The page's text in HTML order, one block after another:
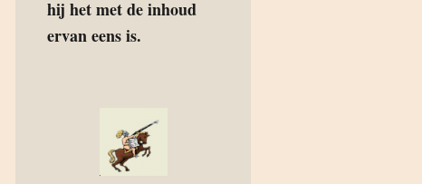
hij het met de inhoud
ervan eens is.